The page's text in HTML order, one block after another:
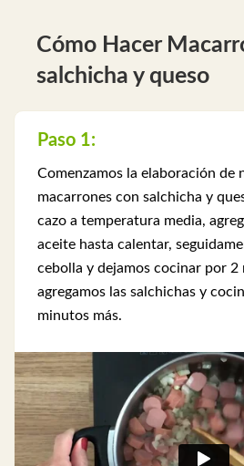
Cómo Hacer
salchicha y queso
Paso 1:
Comenzamos la elaboración de
macarrones con salchicha y
cazo a temperatura media,
aceite hasta calentar,
cebolla y dejamos cocinar por 2
agregamos las salchichas y
minutos más.